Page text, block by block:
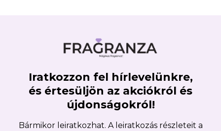
Iratkozzon fel hírlevelünkre,
és értesüljön az akciókról és
újdonságokról!
Bármikor leiratkozhat. A leiratkozás részleteit a
Create wishlist ×